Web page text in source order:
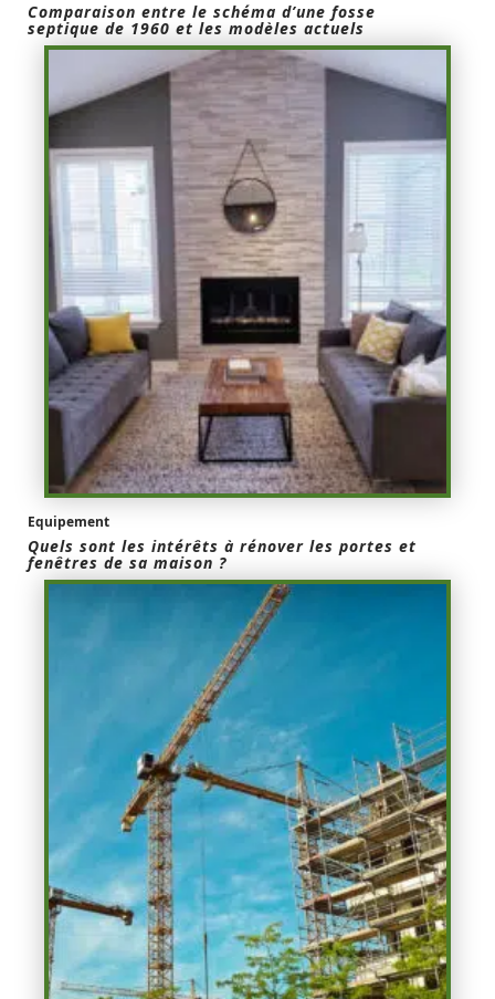
Comparaison entre le schéma d’une fosse
septique de 1960 et les modèles actuels
Equipement
Quels sont les intérêts à rénover les portes et
fenêtres de sa maison ?